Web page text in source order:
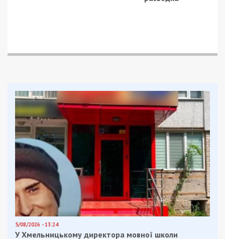
доплатити 8 тисяч доларів, а решту суми
гарячому” — під час передачі частини хабаря у
сумі 4 тисячі доларів США.